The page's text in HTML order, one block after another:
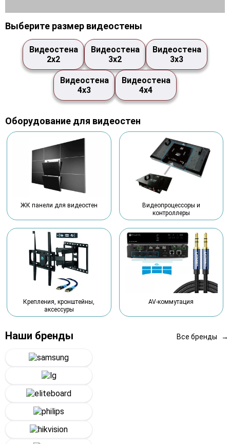
Выберите размер видеостены
Видеостена
2х2
Видеостена
3х2
Видеостена
3х3
Видеостена
4х3
Видеостена
4х4
Оборудование для видеостен
ЖК панели для видеостен
Видеопроцессоры и
контроллеры
Крепления, кронштейны,
аксессуры
AV-коммутация
Наши бренды Все бренды